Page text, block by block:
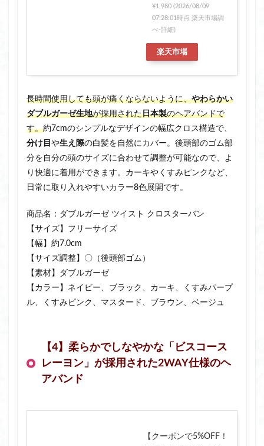
¥1,980 (2026/08/09
07:28:01時点 楽天市場調
べ-詳細)
楽天市場
長時間使用しても頭が痛くならないように、やわらかい
ダブルガーゼ生地が採用された日本製のヘアバンドで
す。約7cmのシンプルなデザインの幅広クロス構造で、
分け目 や生え際の白髪を自然にカバー。後頭部のゴム部
分を自分の頭のサイズに合わせて調整が可能なので、よ
り快適に着用ができます。カーキやくすみピンクなど、
日常に取り入れやすいカラー8色展開です。
商品名：ダブルガーゼ ツイスト クロスターバン
【サイズ】フリーサイズ
【幅】約7.0cm
【サイズ調整】〇（後頭部ゴム）
【素材】ダブルガーゼ
【カラー】ネイビー、ブラック、カーキ、くすみパープ
ル、くすみピンク、マスタード、ブラウン、ベージュ
【4】柔らかでしなやかな「ビスコース
レーヨン」が採用された2WAY仕様のヘ
アバンド
【クーポンで5%OFF！